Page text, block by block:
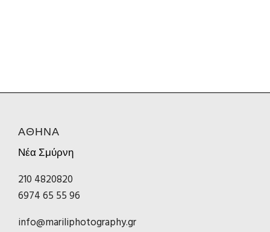
ΑΘΗΝΑ
Νέα Σμύρνη
210 4820820
6974 65 55 96
info@mariliphotography.gr